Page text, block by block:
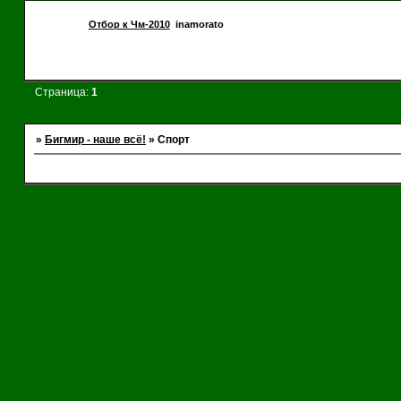
Отбор к Чм-2010 inamorato
Страница: 1
» Бигмир - наше всё! » Спорт